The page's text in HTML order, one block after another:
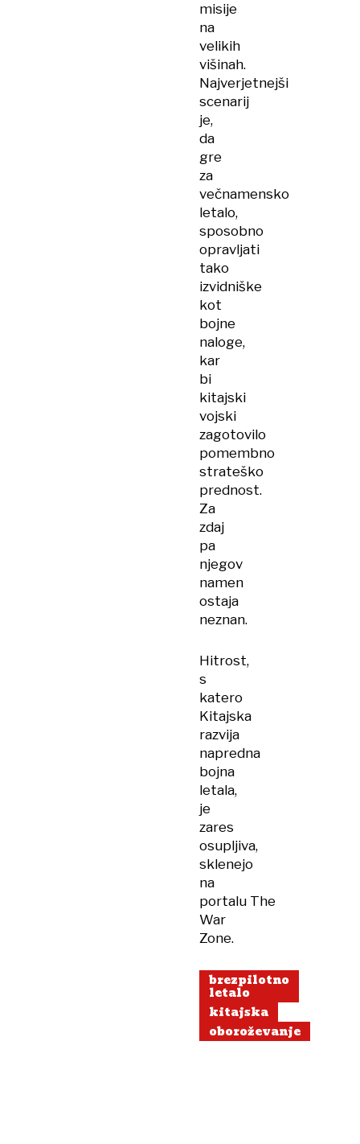
misije
na
velikih
višinah.
Najverjetnejši
scenarij
je,
da
gre
za
večnamensko
letalo,
sposobno
opravljati
tako
izvidniške
kot
bojne
naloge,
kar
bi
kitajski
vojski
zagotovilo
pomembno
strateško
prednost.
Za
zdaj
pa
njegov
namen
ostaja
neznan.
Hitrost,
s
katero
Kitajska
razvija
napredna
bojna
letala,
je
zares
osupljiva,
sklenejo
na
portalu The
War
Zone.
brezpilotno
letalo
kitajska
oboroževanje